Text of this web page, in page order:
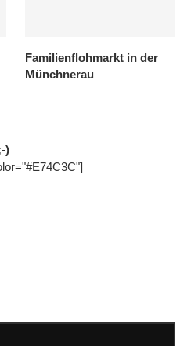
Familienflohmarkt in der
Münchnerau
)